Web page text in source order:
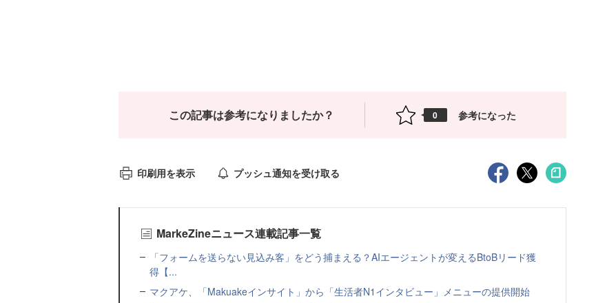
この記事は参考になりましたか？ 0 参考になった
印刷用を表示 プッシュ通知を受け取る
MarkeZineニュース連載記事一覧
「フォームを送らない見込み客」をどう捕まえる？AIエージェントが変えるBtoBリード獲
得【...
マクアケ、「Makuakeインサイト」から「生活者N1インタビュー」メニューの提供開始